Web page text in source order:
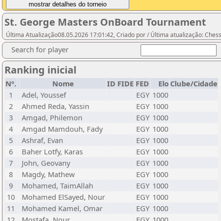
St. George Masters OnBoard Tournament
Última Atualização08.05.2026 17:01:42, Criado por / Última atualização:
Search for player
Ranking inicial
Nº. Nome ID FIDE FED Elo Clube/Cidade
1
Adel, Youssef EGY 1000
2
Ahmed Reda, Yassin EGY 1000
3
Amgad, Philemon EGY 1000
4
Amgad Mamdouh, Fady EGY 1000
5
Ashraf, Evan EGY 1000
6
Baher Lotfy, Karas EGY 1000
7
John, Geovany EGY 1000
8
Magdy, Mathew EGY 1000
9
Mohamed, TaimAllah EGY 1000
10
Mohamed ElSayed, Nour EGY 1000
11
Mohamed Kamel, Omar EGY 1000